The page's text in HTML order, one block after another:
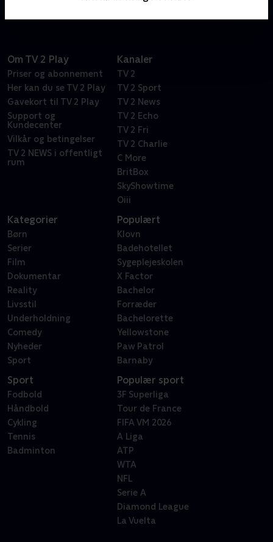
Om TV 2 Play
Priser og abonnement
Her kan du se TV 2 Play
Gavekort til TV 2 Play
Support og
Kundecenter
Vilkår og betingelser
TV 2 NEWS i offentligt
rum
Kanaler
TV 2
TV 2 Sport
TV 2 News
TV 2 Echo
TV 2 Fri
TV 2 Charlie
C More
BritBox
SkyShowtime
Oiii
Kategorier
Børn
Serier
Film
Dokumentar
Reality
Livsstil
Underholdning
Comedy
Nyheder
Sport
Populært
Klovn
Badehotellet
Sygeplejeskolen
X Factor
Bachelor
Forræder
Bachelorette
Yellowstone
Paw Patrol
Barnaby
Sport
Fodbold
Håndbold
Cykling
Tennis
Badminton
Populær sport
3F Superliga
Tour de France
FIFA VM 2026
A Liga
ATP
WTA
NFL
Serie A
Diamond League
La Vuelta